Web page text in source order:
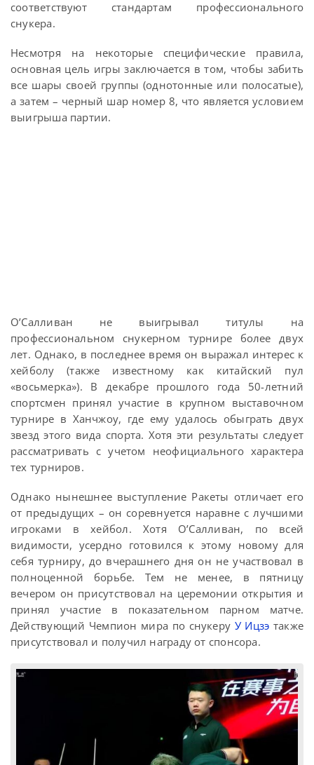
соответствуют стандартам профессионального
снукера.
Несмотря на некоторые специфические правила,
основная цель игры заключается в том, чтобы забить
все шары своей группы (однотонные или полосатые),
а затем – черный шар номер 8, что является условием
выигрыша партии.
О’Салливан не выигрывал титулы на
профессиональном снукерном турнире более двух
лет. Однако, в последнее время он выражал интерес к
хейболу (также известному как китайский пул
«восьмерка»). В декабре прошлого года 50-летний
спортсмен принял участие в крупном выставочном
турнире в Ханчжоу, где ему удалось обыграть двух
звезд этого вида спорта. Хотя эти результаты следует
рассматривать с учетом неофициального характера
тех турниров.
Однако нынешнее выступление Ракеты отличает его
от предыдущих – он соревнуется наравне с лучшими
игроками в хейбол. Хотя О’Салливан, по всей
видимости, усердно готовился к этому новому для
себя турниру, до вчерашнего дня он не участвовал в
полноценной борьбе. Тем не менее, в пятницу
вечером он присутствовал на церемонии открытия и
принял участие в показательном парном матче.
Действующий Чемпион мира по снукеру У Ицзэ также
присутствовал и получил награду от спонсора.